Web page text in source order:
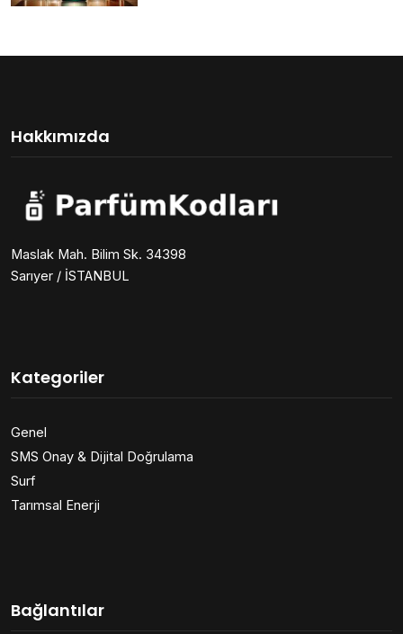
Hakkımızda
Maslak Mah. Bilim Sk. 34398
Sarıyer / İSTANBUL
Kategoriler
Genel
SMS Onay & Dijital Doğrulama
Surf
Tarımsal Enerji
Bağlantılar